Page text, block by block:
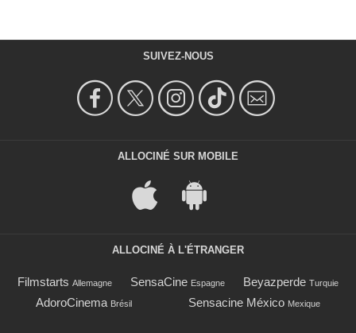
SUIVEZ-NOUS
ALLOCINÉ SUR MOBILE
ALLOCINÉ À L'ÉTRANGER
Filmstarts Allemagne SensaCine Espagne Beyazperde Turquie
AdoroCinema Brésil Sensacine México Mexique